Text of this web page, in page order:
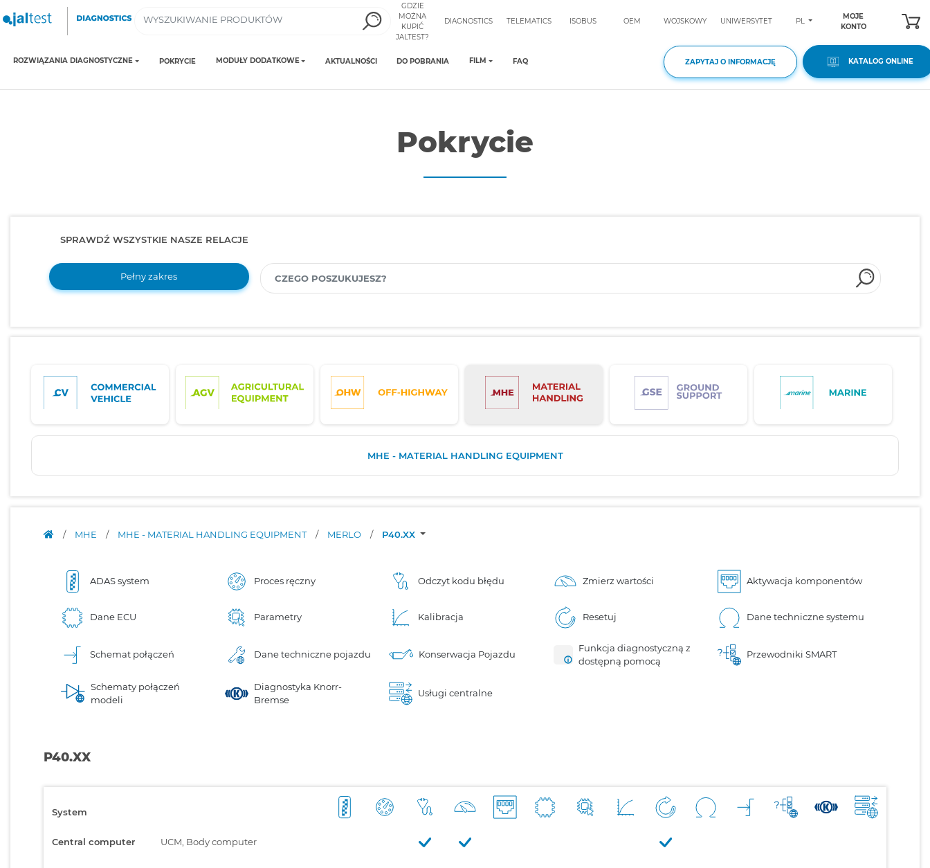
GDZIE
MOŻNA
KUPIĆ
JALTEST?
DIAGNOSTICS TELEMATICS ISOBUS OEM WOJSKOWY UNIWERSYTET PL
MOJE
KONTO
ROZWIĄZANIA DIAGNOSTYCZNE POKRYCIE MODUŁY DODATKOWE AKTUALNOŚCI DO POBRANIA FILM FAQ ZAPYTAJ O INFORMACJĘ KATALOG ONLINE
Pokrycie
SPRAWDŹ WSZYSTKIE NASZE RELACJE
Pełny zakres
MHE - MATERIAL HANDLING EQUIPMENT
/ MHE / MHE - MATERIAL HANDLING EQUIPMENT / MERLO / P40.XX
ADAS system Proces ręczny Odczyt kodu błędu Zmierz wartości Aktywacja komponentów
Dane ECU Parametry Kalibracja Resetuj Dane techniczne systemu
Schemat połączeń Dane techniczne pojazdu Konserwacja Pojazdu
Funkcja diagnostyczną z
dostępną pomocą
Przewodniki SMART
Schematy połączeń
modeli
Diagnostyka Knorr-
Bremse
Usługi centralne
P40.XX
System
Central computer UCM, Body computer